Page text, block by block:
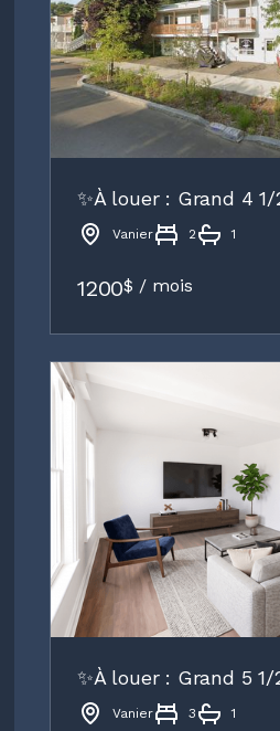
✨À louer : Grand 4
Vanier 2 1
1200$ / mois
✨À louer : Grand 5
Vanier 3 1